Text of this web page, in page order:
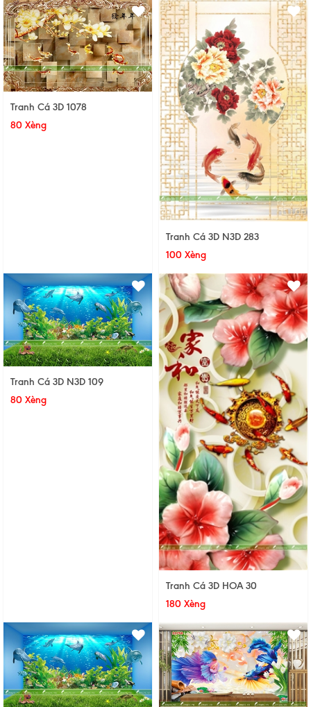
Tranh Cá 3D 1078
80 Xèng
Tranh Cá 3D N3D 283
100 Xèng
Tranh Cá 3D N3D 109
80 Xèng
Tranh Cá 3D HOA 30
180 Xèng